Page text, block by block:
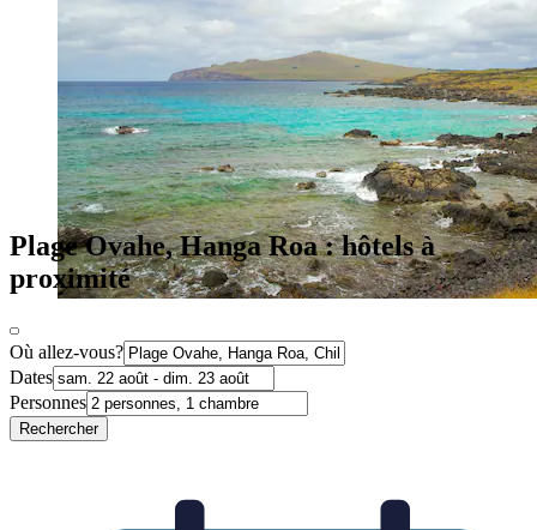
Plage Ovahe, Hanga Roa : hôtels à
proximité
Où allez-vous?
Dates
Personnes
Rechercher